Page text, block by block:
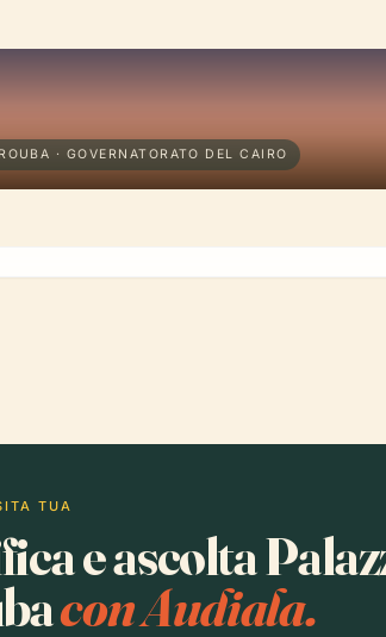
· GOVERNATORATO DEL CAIRO
TUA
e ascolta
con Audiala.